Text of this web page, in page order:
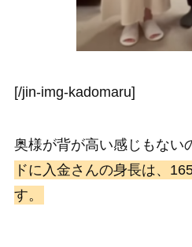
[/jin-img-kadomaru]
奥様が背が高い感じもない
ドに入金さんの身長は、
す。